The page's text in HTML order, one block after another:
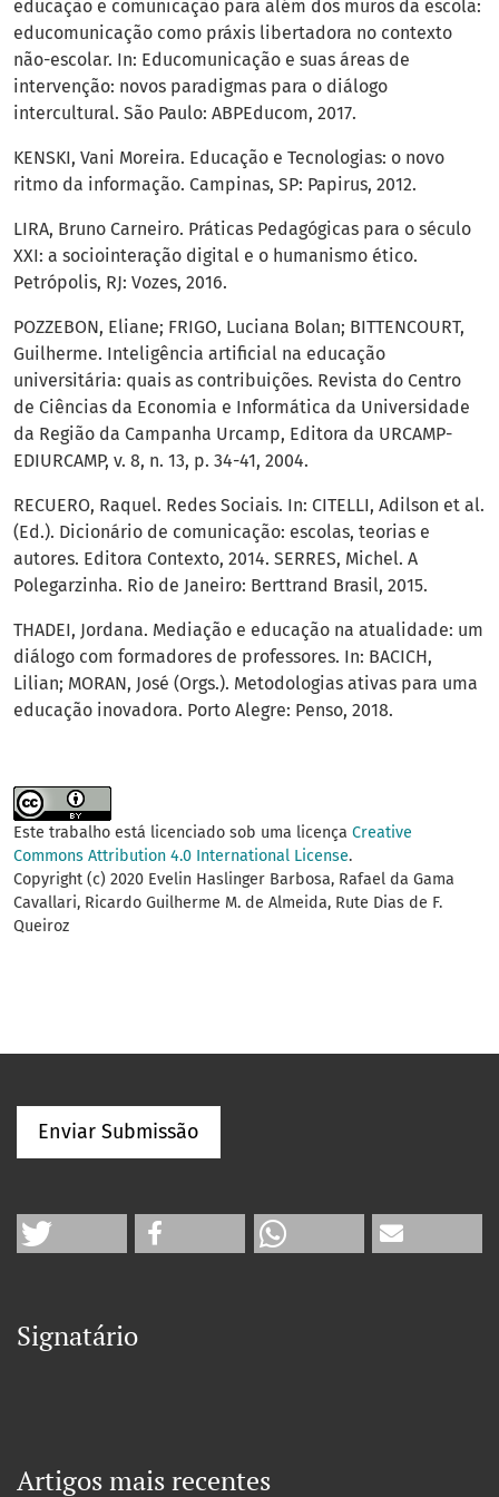
educação e comunicação para além dos muros da escola:
educomunicação como práxis libertadora no contexto
não-escolar. In: Educomunicação e suas áreas de
intervenção: novos paradigmas para o diálogo
intercultural. São Paulo: ABPEducom, 2017.
KENSKI, Vani Moreira. Educação e Tecnologias: o novo
ritmo da informação. Campinas, SP: Papirus, 2012.
LIRA, Bruno Carneiro. Práticas Pedagógicas para o século
XXI: a sociointeração digital e o humanismo ético.
Petrópolis, RJ: Vozes, 2016.
POZZEBON, Eliane; FRIGO, Luciana Bolan; BITTENCOURT,
Guilherme. Inteligência artificial na educação
universitária: quais as contribuições. Revista do Centro
de Ciências da Economia e Informática da Universidade
da Região da Campanha Urcamp, Editora da URCAMP-
EDIURCAMP, v. 8, n. 13, p. 34-41, 2004.
RECUERO, Raquel. Redes Sociais. In: CITELLI, Adilson et al.
(Ed.). Dicionário de comunicação: escolas, teorias e
autores. Editora Contexto, 2014. SERRES, Michel. A
Polegarzinha. Rio de Janeiro: Berttrand Brasil, 2015.
THADEI, Jordana. Mediação e educação na atualidade: um
diálogo com formadores de professores. In: BACICH,
Lilian; MORAN, José (Orgs.). Metodologias ativas para uma
educação inovadora. Porto Alegre: Penso, 2018.
Este trabalho está licenciado sob uma licença Creative
Commons Attribution 4.0 International License.
Copyright (c) 2020 Evelin Haslinger Barbosa, Rafael da Gama
Cavallari, Ricardo Guilherme M. de Almeida, Rute Dias de F.
Queiroz
Enviar Submissão
Signatário
Artigos mais recentes